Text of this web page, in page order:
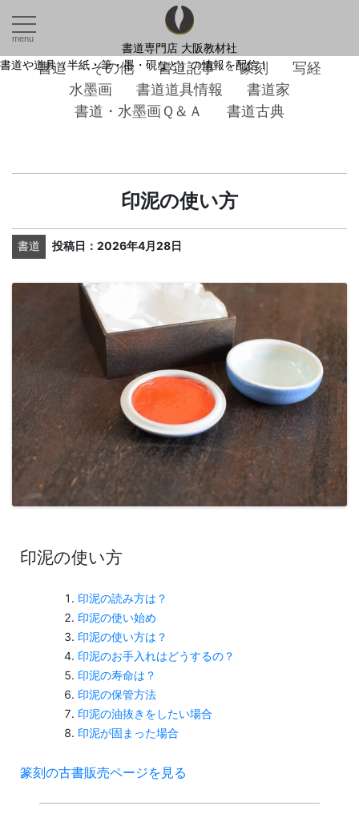
menu
書道専門店 大阪教材社
書道や道具（半紙・筆・墨・硯など）の情報を配信！
書道 その他 書道記事 篆刻
写経
水墨画
書道道具情報
書道家
書道・水墨画Ｑ＆Ａ
書道古典
印泥の使い方
書道 投稿日：2026年4月28日
印泥の使い方
印泥の読み方は？
印泥の使い始め
印泥の使い方は？
印泥のお手入れはどうするの？
印泥の寿命は？
印泥の保管方法
印泥の油抜きをしたい場合
印泥が固まった場合
篆刻の古書販売ページを見る